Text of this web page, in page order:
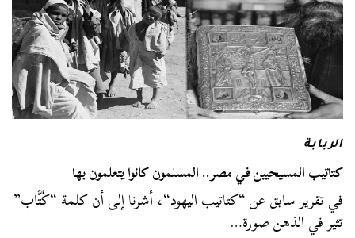
الربابة
كتاتيب المسيحيين في مصر.. المسلمون كانوا يتعلمون بها
في تقرير سابق عن “كتاتيب اليهود“، أشرنا إلى أن كلمة “كُتَّاب”
تثير في الذهن صورة…